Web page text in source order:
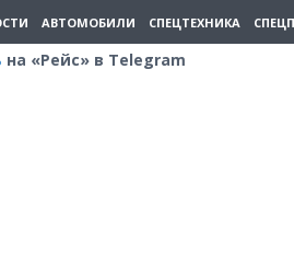
АВТОМОБИЛИ СПЕЦТЕХНИКА
на «Рейс» в Telegram